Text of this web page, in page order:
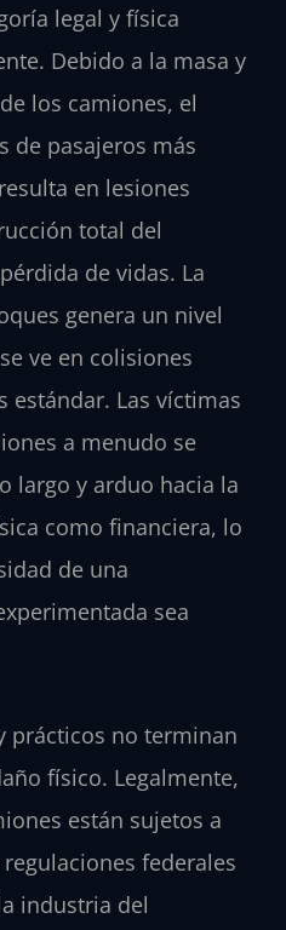
legal y física
Debido a la masa y
los camiones, el
de pasajeros más
en lesiones
total del
de vidas. La
genera un nivel
ve en colisiones
estándar. Las víctimas
a menudo se
largo y arduo hacia la
como financiera, lo
de una
sea
prácticos no terminan
físico. Legalmente,
están sujetos a
federales
industria del